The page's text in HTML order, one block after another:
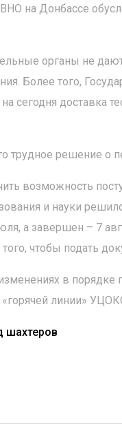
на Донбассе
органы не
Более того,
сегодня доставка
трудное решение о
возможность
и науки
а завершен – 7
чтобы подать
в порядке
линии»
шахтеров